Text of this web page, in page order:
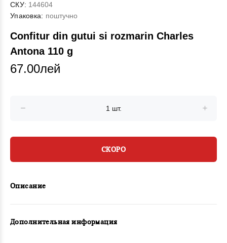
СКУ: 144604
Упаковка: поштучно
Confitur din gutui si rozmarin Charles
Antona 110 g
67.00лей
СКОРО
Описание
Дополнительная информация